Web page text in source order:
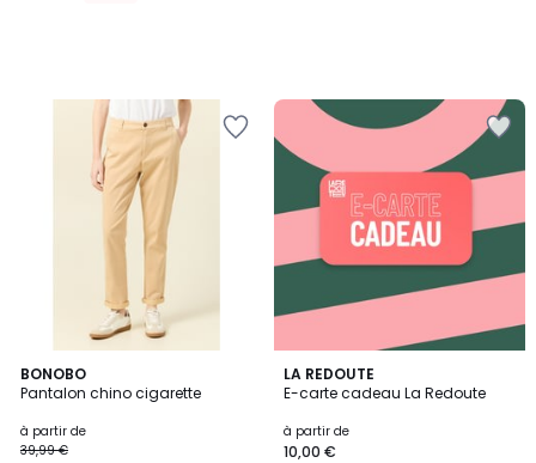
BONOBO
Pantalon chino cigarette
à partir de
39,99 €
1
/
5
Couleurs
LA REDOUTE
E-carte cadeau La Redoute
à partir de
10,00 €
3
/